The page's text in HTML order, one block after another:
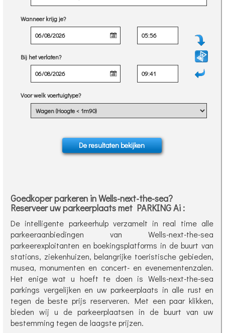
Wanneer krijg je?
Bij het verlaten?
Voor welk voertuigtype?
Goedkoper parkeren in Wells-next-the-sea?
Reserveer uw parkeerplaats met PARKING Ai :
De intelligente parkeerhulp verzamelt in real time alle
parkeeraanbiedingen van Wells-next-the-sea
parkeerexploitanten en boekingsplatforms in de buurt van
stations, ziekenhuizen, belangrijke toeristische gebieden,
musea, monumenten en concert- en evenementenzalen.
Het enige wat u hoeft te doen is Wells-next-the-sea
parkings vergelijken en uw parkeerplaats in alle rust en
tegen de beste prijs reserveren. Met een paar klikken,
bieden wij u de parkeerplaatsen in de buurt van uw
bestemming tegen de laagste prijzen.